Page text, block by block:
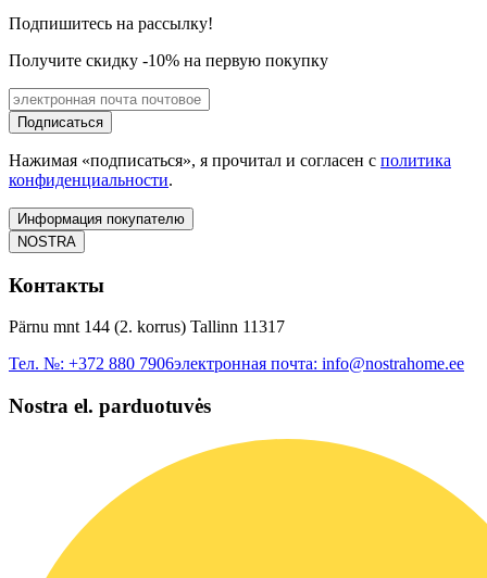
Подпишитесь на рассылку!
Получите скидку -10% на первую покупку
Подписаться
Нажимая «подписаться», я прочитал и согласен с политика
конфиденциальности.
Информация покупателю
NOSTRA
Контакты
Pärnu mnt 144 (2. korrus) Tallinn 11317
Тел. №: +372 880 7906электронная почта: info@nostrahome.ee
Nostra el. parduotuvės